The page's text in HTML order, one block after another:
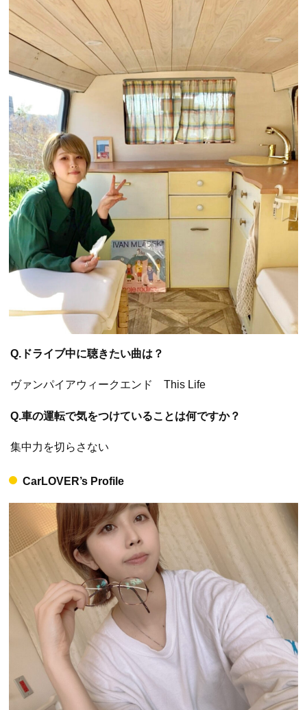
Q.ドライブ中に聴きたい曲は？
ヴァンパイアウィークエンド This Life
Q.車の運転で気をつけていることは何ですか？
集中力を切らさない
CarLOVER’s Profile